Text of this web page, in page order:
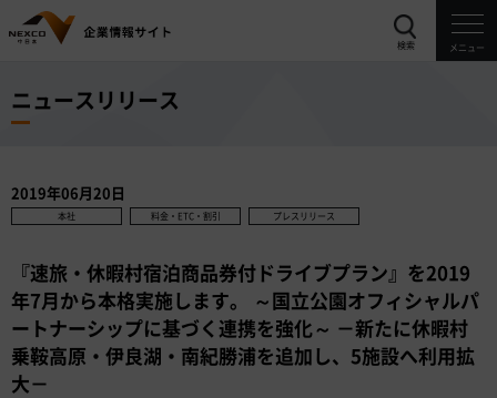
検索 メニュー
ニュースリリース
2019年06月20日
本社 料金・ETC・割引 プレスリリース
『速旅・休暇村宿泊商品券付ドライブプラン』を2019
年7月から本格実施します。 ～国立公園オフィシャルパ
ートナーシップに基づく連携を強化～ －新たに休暇村
乗鞍高原・伊良湖・南紀勝浦を追加し、5施設へ利用拡
大－